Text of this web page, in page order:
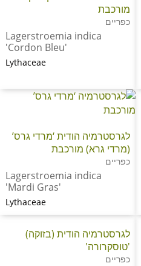
מורכבת
כפריים
Lagerstroemia indica
'Cordon Bleu'
Lythaceae
לגרסטרמיה הודית ‘מרדי גרס’
(מרדי גרא) מורכבת
כפריים
Lagerstroemia indica
'Mardi Gras'
Lythaceae
לגרסטרמיה הודית (בזוקה)
'טוסקרורה'
כפריים